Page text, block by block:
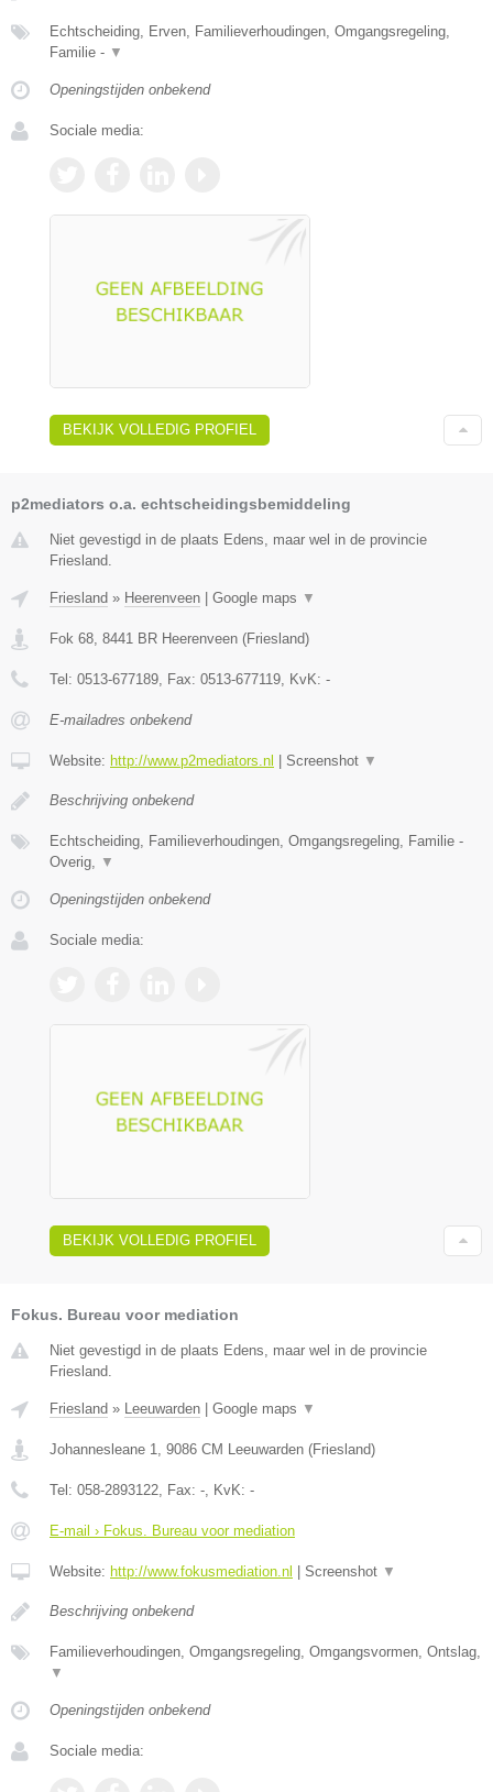
Echtscheiding, Erven, Familieverhoudingen, Omgangsregeling,
Familie - ▼
Openingstijden onbekend
Sociale media:
BEKIJK VOLLEDIG PROFIEL
p2mediators o.a. echtscheidingsbemiddeling
Niet gevestigd in de plaats Edens, maar wel in de provincie
Friesland.
Friesland » Heerenveen Google maps ▼
Fok 68, 8441 BR Heerenveen (Friesland)
Tel: 0513-677189, Fax: 0513-677119, KvK: -
E-mailadres onbekend
Website: http://www.p2mediators.nl Screenshot ▼
Beschrijving onbekend
Echtscheiding, Familieverhoudingen, Omgangsregeling, Familie -
Overig, ▼
Openingstijden onbekend
Sociale media:
BEKIJK VOLLEDIG PROFIEL
Fokus. Bureau voor mediation
Niet gevestigd in de plaats Edens, maar wel in de provincie
Friesland.
Friesland » Leeuwarden Google maps ▼
Johannesleane 1 9086 CM Leeuwarden (Friesland)
Tel: 058-2893122 , Fax: - , KvK: -
E-mail › Fokus. Bureau voor mediation
Website: http://www.fokusmediation.nl Screenshot ▼
Beschrijving onbekend
Familieverhoudingen, Omgangsregeling, Omgangsvormen, Ontslag,
▼
Openingstijden onbekend
Sociale media: